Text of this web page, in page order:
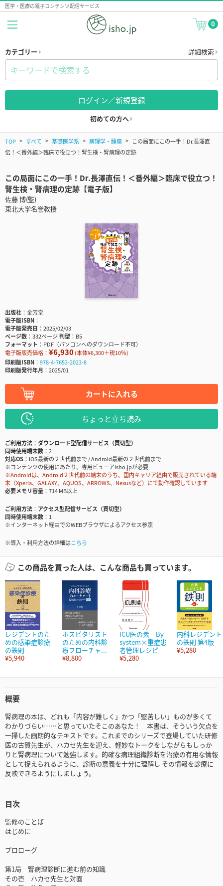
医学・医療の電子コンテンツ配信サービス
0
カテゴリー 詳細検索
ログイン／新規登録
初めての方へ
TOP すべて 基礎医学系 病理学・腫瘍
この局面にこの一手！Dr.長澤直
伝！＜番外編＞臨床で役立つ！腎生検・腎病理の定跡
この局面にこの一手！Dr.長澤直伝！＜番外編＞臨床で役立つ！
腎生検・腎病理の定跡【電子版】
佐藤 博(監)
東北大学名誉教授
出版社
金芳堂
電子版ISBN
電子版発売日
2025/02/03
ページ数
332ページ判型
B5
フォーマット
PDF（パソコンへのダウンロード不可）
電子版販売価格： ¥6,930(本体¥6,300＋税10％)
印刷版ISBN
978-4-7653-2023-8
印刷版発行年月
2025/01
カートに入れる
ちょっと立ち読み
ご利用方法
ダウンロード型配信サービス（買切型）
同時使用端末数
2
対応OS
iOS最新の２世代前まで / Android最新の２世代前まで
※コンテンツの使用にあたり、専用ビューアisho.jpが必要
※Androidは、Android２世代前の端末のうち、国内キャリア経由で販売されている端
末（Xperia、GALAXY、AQUOS、ARROWS、Nexusなど）にて動作確認しています
必要メモリ容量
714 MB以上
ご利用方法
アクセス型配信サービス（買切型）
同時使用端末数
1
※インターネット経由でのWEBブラウザによるアクセス参照
※導入・利用方法の詳細はこちら
この商品を買った人は、こんな商品も買っています。
レジデントのた
めの感染症診療
の鉄則
¥5,940
ホスピタリスト
のための内科診
療フローチャ...
¥8,800
ICU医の素 By
system×重症患
者管理レシピ
¥5,280
内科レジデント
の鉄則 第4版
¥5,280
概要
腎病理の本は、どれも「内容が難しく」かつ「堅苦しい」ものが多くて
わかりづらい……と思っていたそこのあなた！ 本書は、そういう欠点を
一掃した画期的なテキストです。これまでのシリーズで登場していた研修
医の古賀先生が、ハカセ先生を迎え、軽妙なトークをしながらもしっか
りと腎病理について勉強します。的確な病理組織診断を治療の有用な情報
として捉えられるように、診断の意義を十分に理解し その情報を診療に
反映できるようにしましょう。
目次
監修のことば
はじめに
プロローグ
第1局 腎病理診断に進む前の知識
その壱 ハカセ先生と対面